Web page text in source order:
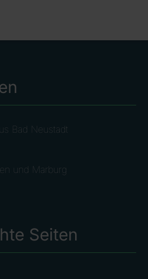
Bad Neustadt
und Marburg
Seiten